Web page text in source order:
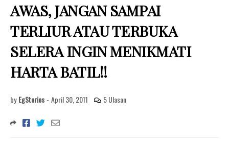
AWAS, JANGAN SAMPAI
TERLIUR ATAU TERBUKA
SELERA INGIN MENIKMATI
HARTA BATIL!!
by EgStories - April 30, 2011 5 Ulasan